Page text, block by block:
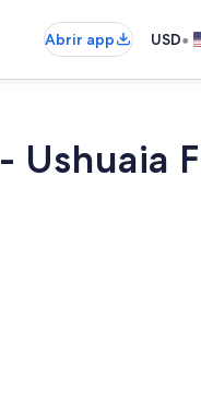
Abrir app USD•
Ushuaia